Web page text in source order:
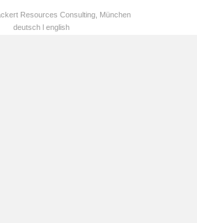
Resources Consulting, München
deutsch l english